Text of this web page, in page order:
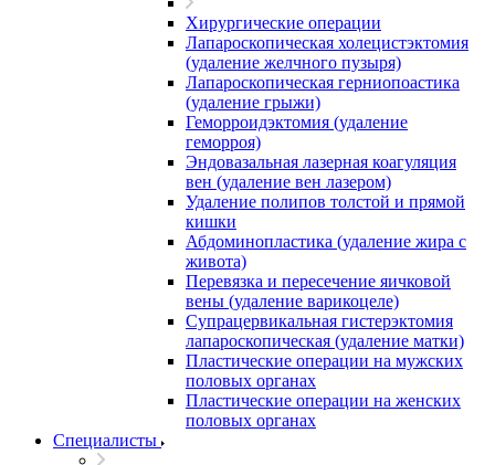
Хирургические операции
Лапароскопическая холецистэктомия
(удаление желчного пузыря)
Лапароскопическая герниопоастика
(удаление грыжи)
Геморроидэктомия (удаление
геморроя)
Эндовазальная лазерная коагуляция
вен (удаление вен лазером)
Удаление полипов толстой и прямой
кишки
Абдоминопластика (удаление жира с
живота)
Перевязка и пересечение яичковой
вены (удаление варикоцеле)
Супрацервикальная гистерэктомия
лапароскопическая (удаление матки)
Пластические операции на мужских
половых органах
Пластические операции на женских
половых органах
Специалисты